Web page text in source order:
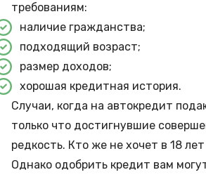
требованиям:
наличие гражданства;
подходящий возраст;
размер доходов;
хорошая кредитная история.
Случаи, когда на автокредит
только что достигнувшие
редкость. Кто же не хочет в 18
Однако одобрить кредит вам